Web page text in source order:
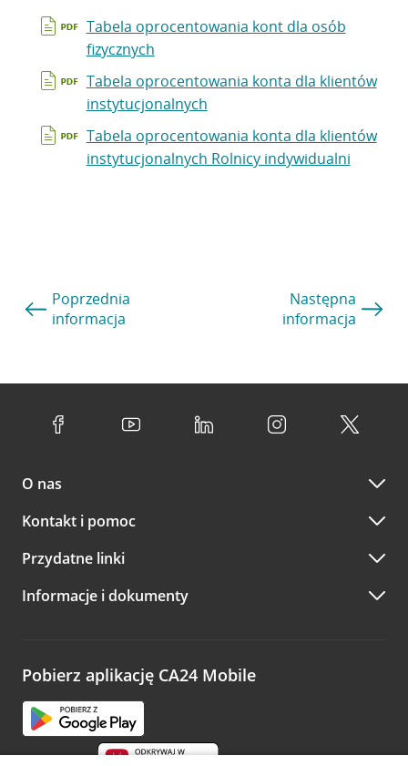
Tabela oprocentowania kont dla osób
fizycznych
Tabela oprocentowania konta dla klientów
instytucjonalnych
Tabela oprocentowania konta dla klientów
instytucjonalnych Rolnicy indywidualni
Poprzednia
informacja
Następna
informacja
O nas
Kontakt i pomoc
Przydatne linki
Informacje i dokumenty
Pobierz aplikację CA24 Mobile